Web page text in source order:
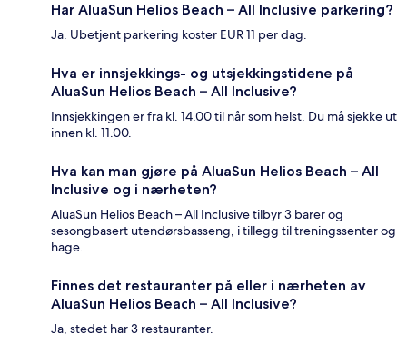
Har AluaSun Helios Beach – All Inclusive parkering?
Ja. Ubetjent parkering koster EUR 11 per dag.
Hva er innsjekkings- og utsjekkingstidene på
AluaSun Helios Beach – All Inclusive?
Innsjekkingen er fra kl. 14.00 til når som helst. Du må sjekke ut
innen kl. 11.00.
Hva kan man gjøre på AluaSun Helios Beach – All
Inclusive og i nærheten?
AluaSun Helios Beach – All Inclusive tilbyr 3 barer og
sesongbasert utendørsbasseng, i tillegg til treningssenter og
hage.
Finnes det restauranter på eller i nærheten av
AluaSun Helios Beach – All Inclusive?
Ja, stedet har 3 restauranter.